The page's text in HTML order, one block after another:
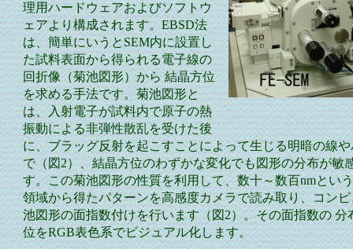
図
理用ハードウェアおよびソフトウ
ェアより構成されます。EBSD法
は、簡単にいうとSEM内に設置し
た試料表面から得られる電子線の
回折像（菊池図形）から 結晶方位
を求める手法です。菊池図形と
は、入射電子が試料内で原子の熱
振動による非弾性散乱を受けた後
に、ブラッグ反射を起こすことによって生じる明暗の線
で（図2）、結晶方位のわずかな変化でも図形の分布が敏
す。この菊池図形の性質を利用して、数十～数百nmとい
領域から得たパターンを高感度カメラで読み取り、コン
池図形の面指数付けを行います（図2）。その面指数の 分
位をRGB表色系でビジュアル化します。